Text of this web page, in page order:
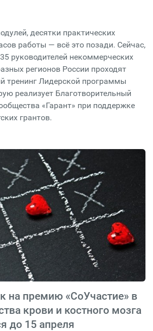
десятки практических
работы — всё это позади. Сейчас,
руководителей некоммерческих
регионов России проходят
тренинг Лидерской программы
реализует Благотворительный
«Гарант» при поддержке
грантов.
на премию «СоУчастие» в
крови и костного мозга
до 15 апреля